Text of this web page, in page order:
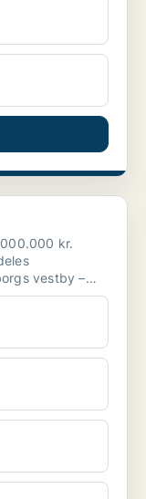
vestby –